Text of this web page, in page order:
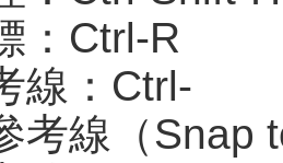
：Ctrl-R
線：Ctrl-
考線（Snap